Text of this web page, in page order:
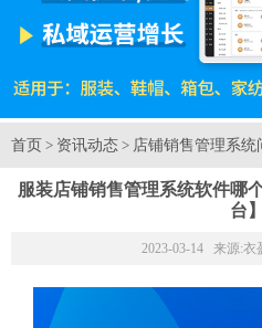
首页 > 资讯动态 > 店铺销售管理系统
服装店铺销售管理系统软件哪
台】
2023-03-14 来源:衣